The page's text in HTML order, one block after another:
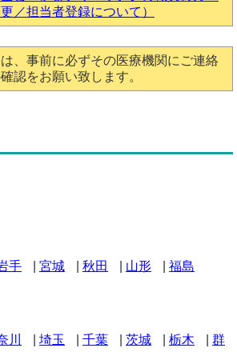
／担当者登録について）
、事前に必ずその医療機関にご連絡
認をお願い致します。
手 宮城 秋田 山形 福島
川 埼玉 千葉 茨城 栃木 群